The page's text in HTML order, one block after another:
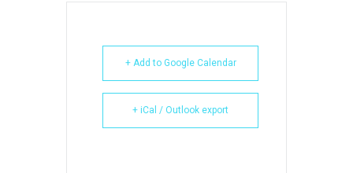
+ Add to Google Calendar
+ iCal / Outlook export